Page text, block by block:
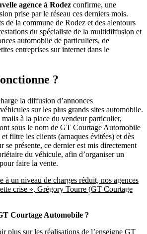
agence à Rodez confirme, une
prise par le réseau ces derniers mois.
de la commune de Rodez et des alentours
du spécialiste de la multidiffusion et
automobile de particuliers, de
entreprises sur internet dans le
?
la diffusion d’annonces
sur les plus grands sites automobile.
à la place du vendeur particulier,
sous le nom de GT Courtage Automobile
filtre les clients (arnaques évitées) et dès
se présente, ce dernier est mis directement
du véhicule, afin d’organiser un
faire la vente.
à un niveau de charges réduit, nos agences
crise », Grégory Tourre (GT Courtage
Courtage Automobile ?
plus sur les réalisations de l’enseigne GT